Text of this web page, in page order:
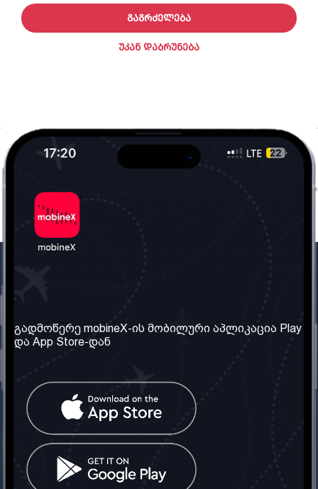
ᲣᲙᲐᲜ ᲓᲐᲑᲠᲣᲜᲔᲑᲐ
ᲒᲐᲒᲠᲫᲔᲚᲔᲑᲐ
ჩვენ შესახებ
ჩვენი სერვისები
წესები და პირობები
კითხვები
კონტაქტი
საქართველო: თბილისი
ტელ: 032 2 04 00 50
სოციალური ქსელი
გადმოწერე mobineX-ის მობილური აპლიკაცია Play
და App Store-დან